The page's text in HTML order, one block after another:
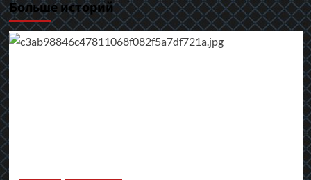
Больше историй